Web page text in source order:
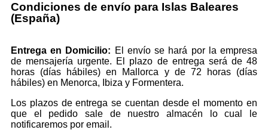
Condiciones de envío para Islas Baleares
(España)
Entrega en Domicilio: El envío se hará por la empresa
de mensajería urgente. El plazo de entrega será de 48
horas (días hábiles) en Mallorca y de 72 horas (días
hábiles) en Menorca, Ibiza y Formentera.
Los plazos de entrega se cuentan desde el momento en
que el pedido sale de nuestro almacén lo cual le
notificaremos por email.